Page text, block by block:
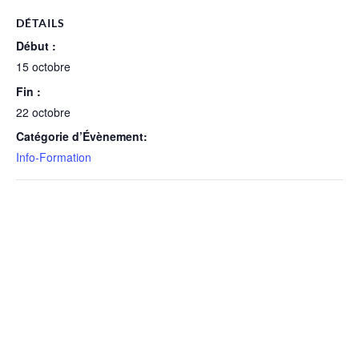
DÉTAILS
Début :
15 octobre
Fin :
22 octobre
Catégorie d’Évènement:
Info-Formation